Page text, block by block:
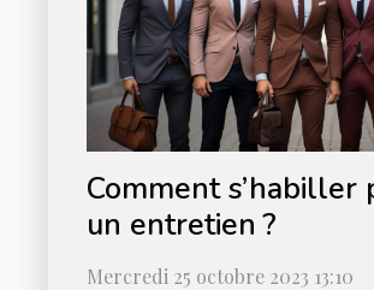
Comment s’habiller
un entretien ?
Mercredi 25 octobre 2023 13:10